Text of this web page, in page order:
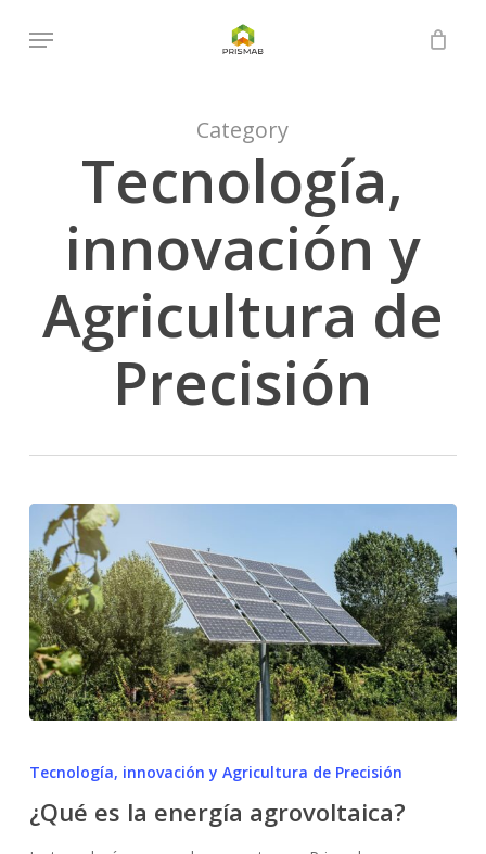
Menu
Close
Category
Tecnología,
innovación y
Agricultura de
Precisión
energía
agrovoltaica?
Tecnología, innovación y Agricultura de Precisión
¿Qué es la energía agrovoltaica?